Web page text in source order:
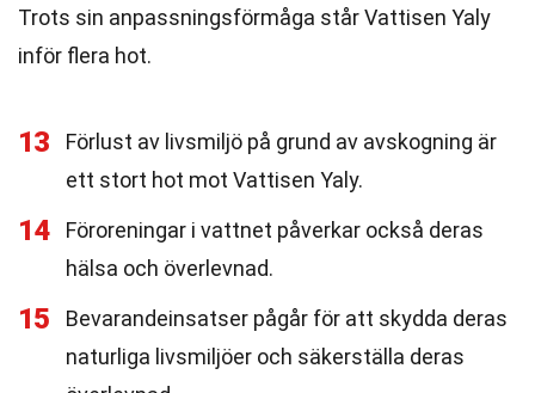
Trots sin anpassningsförmåga står Vattisen Yaly
inför flera hot.
13
Förlust av livsmiljö på grund av avskogning är
ett stort hot mot Vattisen Yaly.
14
Föroreningar i vattnet påverkar också deras
hälsa och överlevnad.
15
Bevarandeinsatser pågår för att skydda deras
naturliga livsmiljöer och säkerställa deras